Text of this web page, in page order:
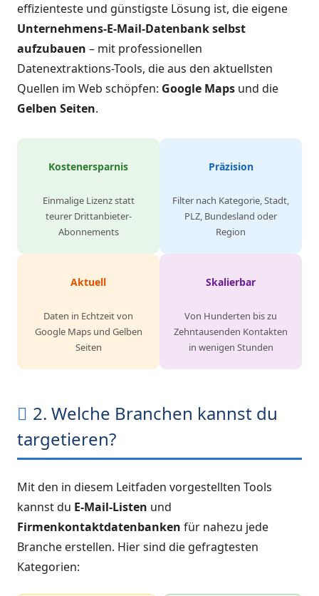
effizienteste und günstigste Lösung ist, die eigene
Unternehmens-E-Mail-Datenbank selbst
aufzubauen – mit professionellen
Datenextraktions-Tools, die aus den aktuellsten
Quellen im Web schöpfen: Google Maps und die
Gelben Seiten.
Kostenersparnis
Einmalige Lizenz statt
teurer Drittanbieter-
Abonnements
Präzision
Filter nach Kategorie, Stadt,
PLZ, Bundesland oder
Region
Aktuell
Daten in Echtzeit von
Google Maps und Gelben
Seiten
Skalierbar
Von Hunderten bis zu
Zehntausenden Kontakten
in wenigen Stunden
2. Welche Branchen kannst du
targetieren?
Mit den in diesem Leitfaden vorgestellten Tools
kannst du E-Mail-Listen und
Firmenkontaktdatenbanken für nahezu jede
Branche erstellen. Hier sind die gefragtesten
Kategorien: